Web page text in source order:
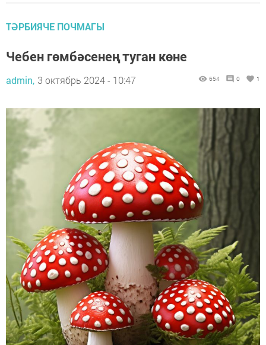
ТӘРБИЯЧЕ ПОЧМАГЫ
Чебен гөмбәсенең туган көне
admin, 3 октябрь 2024 - 10:47 654 0 1